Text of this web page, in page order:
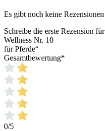
Es gibt noch keine Rezensionen
Schreibe die erste Rezension
Wellness Nr. 10
für Pferde“
Gesamtbewertung*
0/5